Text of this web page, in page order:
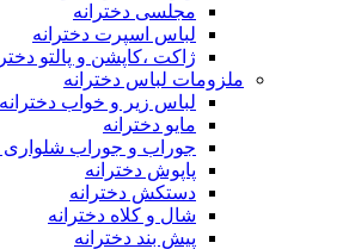
مجلسی دخترانه
لباس اسپرت دخترانه
ژاکت ،کاپشن و پالتو
ملزومات لباس دخترانه
لباس زیر و خواب دخترانه
مایو دخترانه
جوراب و جوراب شلواری
پاپوش دخترانه
دستکش دخترانه
شال و کلاه دخترانه
پیش بند دخترانه